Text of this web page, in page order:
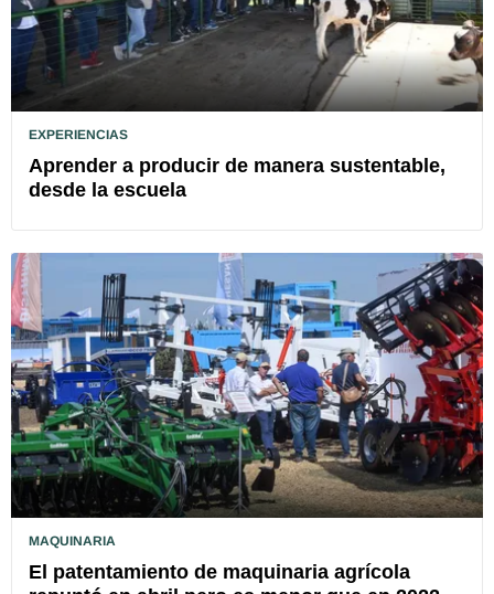
EXPERIENCIAS
Aprender a producir de manera sustentable,
desde la escuela
MAQUINARIA
El patentamiento de maquinaria agrícola